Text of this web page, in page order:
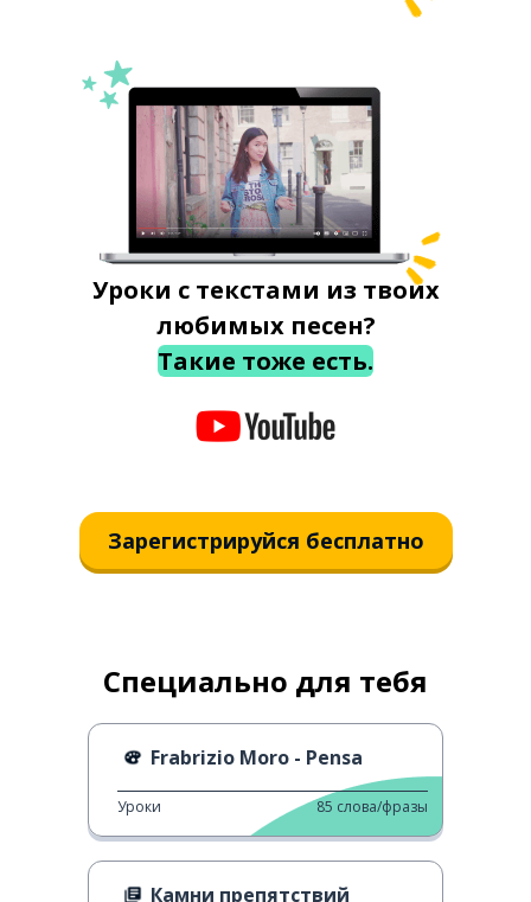
Уроки с текстами из твоих
любимых песен?
Такие тоже есть.
Зарегистрируйся бесплатно
Специально для тебя
Frabrizio Moro - Pensa
Уроки 85 слова/фразы
Камни препятствий